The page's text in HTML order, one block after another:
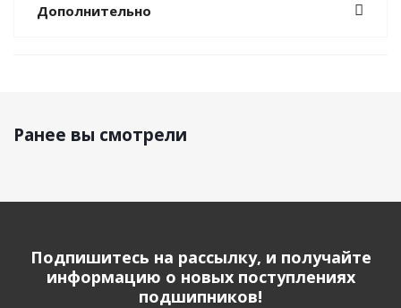
Дополнительно
Ранее вы смотрели
Подпишитесь на рассылку, и получайте
информацию о новых поступлениях
подшипников!